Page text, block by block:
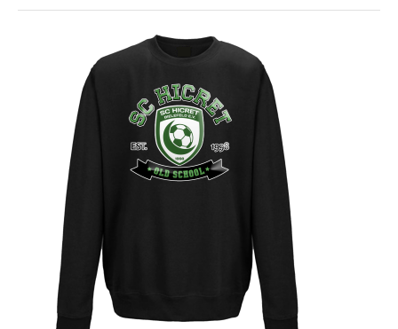
Kochen & Grillen
Aufkleber & Handys & Mousepads
Polo`s & Hemden
Wimpel & Fanschal & Schirme
Kappen & Mützen
Alles fürs Bad
Leinwände und Kissen
Alles für die Kids
Jacken
Long Sleeve & Tank Top